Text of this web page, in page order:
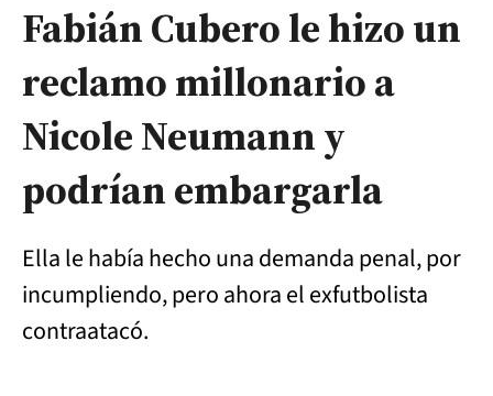
Fabián Cubero le hizo un
reclamo millonario a
Nicole Neumann y
podrían embargarla
Ella le había hecho una demanda penal, por
incumpliendo, pero ahora el exfutbolista
contraatacó.